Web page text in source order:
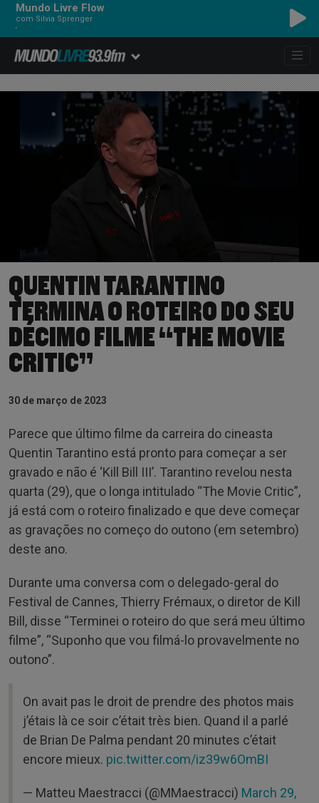
Mundo Livre Flow
com Silvia Sprenger
QUENTIN TARANTINO
TERMINA O ROTEIRO DO SEU
DÉCIMO FILME “THE MOVIE
CRITIC”
30 de março de 2023
Parece que último filme da carreira do cineasta
Quentin Tarantino está pronto para começar a ser
gravado e não é ‘Kill Bill III’. Tarantino revelou nesta
quarta (29), que o longa intitulado “The Movie Critic”,
já está com o roteiro finalizado e que deve começar
as gravações no começo do outono (em setembro)
deste ano.
Durante uma conversa com o delegado-geral do
Festival de Cannes, Thierry Frémaux, o diretor de Kill
Bill, disse “Terminei o roteiro do que será meu último
filme”, “Suponho que vou filmá-lo provavelmente no
outono”.
On avait pas le droit de prendre des photos mais
j’étais là ce soir c’était très bien. Quand il a parlé
de Brian De Palma pendant 20 minutes c’était
encore mieux. pic.twitter.com/iz39w6OmBI
— Matteu Maestracci (@MMaestracci) March 29,